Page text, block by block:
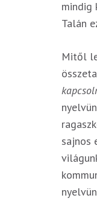
mindig
Talán
Mitől
sajnos